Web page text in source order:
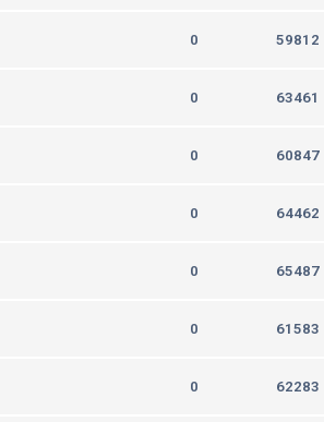
0 59812
0 63461
0 60847
0 64462
0 65487
0 61583
0 62283